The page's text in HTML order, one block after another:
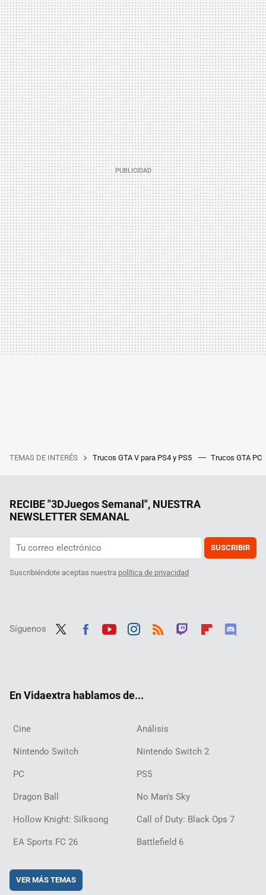
TEMAS DE INTERÉS Trucos GTA V para PS4 y PS5 Trucos GTA PC
RECIBE "3DJuegos Semanal", NUESTRA
NEWSLETTER SEMANAL
SUSCRIBIR
Suscribiéndote aceptas nuestra política de privacidad
Síguenos
En Vidaextra hablamos de...
Cine Análisis
Nintendo Switch Nintendo Switch 2
PC PS5
Dragon Ball No Man's Sky
Hollow Knight: Silksong Call of Duty: Black Ops 7
EA Sports FC 26 Battlefield 6
VER MÁS TEMAS